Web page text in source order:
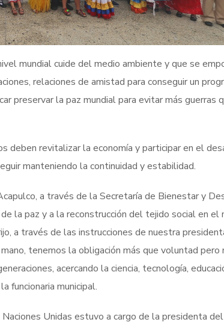
mundial cuide del medio ambiente y que se
relaciones de amistad para conseguir un
preservar la paz mundial para evitar más guerras
deben revitalizar la economía y participar en el
manteniendo la continuidad y estabilidad.
a través de la Secretaría de Bienestar y
la paz y a la reconstrucción del tejido social en el
a través de las instrucciones de nuestra
tenemos la obligación más que voluntad pero
acercando la ciencia, tecnología,
funcionaria municipal.
Unidas estuvo a cargo de la presidenta